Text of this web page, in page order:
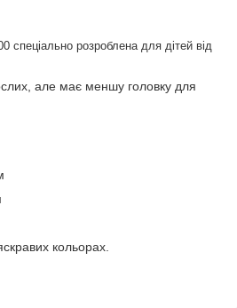
спеціально розроблена для дітей від
але має меншу головку для
кольорах.